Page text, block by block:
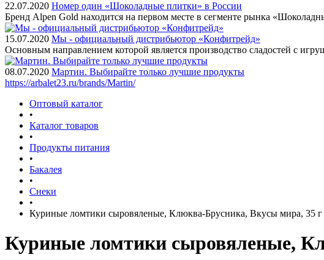
22.07.2020 Номер один «Шоколадные плитки» в России
Бренд Alpen Gold находится на первом месте в сегменте рынка
15.07.2020 Мы - официальный дистрибьютор «Конфитрейд»
Основным направлением которой является производство сладостей с
08.07.2020 Мартин. Выбирайте только лучшие продукты
https://arbalet23.ru/brands/Martin/
Оптовый каталог
•
Каталог товаров
•
Продукты питания
•
Бакалея
•
Снеки
•
Куриные ломтики сыровяленые, Клюква-Брусника, Вкусы мира, 35 г
Куриные ломтики сыровяленые,